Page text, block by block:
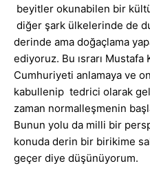
beyitler okunabilen bir
diğer şark ülkelerinde de
derinde ama doğaçlama
ediyoruz. Bu ısrarı Mustafa
Cumhuriyeti anlamaya ve
kabullenip tedrici olarak
zaman normalleşmenin
Bunun yolu da milli bir
konuda derin bir birikime
geçer diye düşünüyorum.